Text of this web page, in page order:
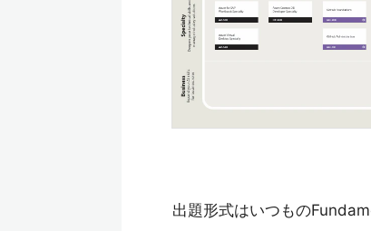
出題形式はいつもの